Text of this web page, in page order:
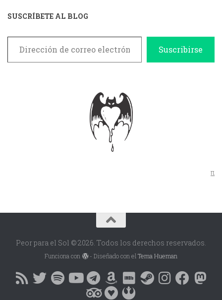
SUSCRÍBETE AL BLOG
Dirección de correo electrónico
Suscribirse
π
Peor para el Sol © 2026. Todos los derechos reservados.
Funciona con - Diseñado con el Tema Hueman